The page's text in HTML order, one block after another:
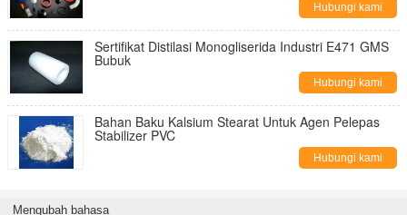
Hubungi kami
Sertifikat Distilasi Monogliserida Industri E471 GMS
Bubuk
Hubungi kami
Bahan Baku Kalsium Stearat Untuk Agen Pelepas
Stabilizer PVC
Hubungi kami
Mengubah bahasa